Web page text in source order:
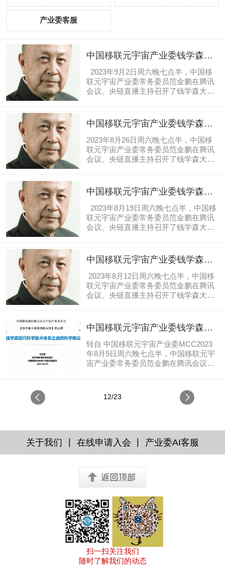
产业委客服
中国移联元宇宙产业委钱学森大
成智慧践行班第15期
2023年9月2日周六晚七点半，中国移
联元宇宙产业委常务委员范金鹏在腾讯
会议、央链直播主持召开了钱学森大成
中国移动通信联合会元宇宙产业工作委
员会在央链直播平台举行纪念“中国元宇
宙之父”钱学森诞辰111周年，中国元宇
宙之父、元宇宙1号公民钱学森对中国元
宇宙事业做出的伟大贡献，钱老的伟大
带领在线观众一起看读经典：观看钱学
森大成智慧学的传人北京大学马霭乃教
授讲授的《钱学森...
中国移联元宇宙产业委钱学森大
成智慧践行班第14期
2023年8月26日周六晚七点半，中国移
联元宇宙产业委常务委员范金鹏在腾讯
会议、央链直播主持召开了钱学森大成
应用》。 2022年12月10日，中国移动
通信联合会元宇宙产业工作委员会在央
链直播平台举行纪念“中国元宇宙之
父”钱学森诞辰111周年，中国元宇宙之
父、元宇宙1号公民钱学森对中国元宇宙
并指明了未来前进的路径。范金鹏带领
在线观众一起看读经典，看读经典：观
看钱学森大成智慧学的传人...
中国移联元宇宙产业委钱学森大
成智慧践行班第13期
2023年8月19日周六晚七点半，中国移
联元宇宙产业委常务委员范金鹏在腾讯
会议、央链直播主持召开了钱学森大成
论》。 2022年12月10日，中国移动通信
联合会元宇宙产业工作委员会在央链直
播平台举行纪念“中国元宇宙之父”钱学
森诞辰111周年，中国元宇宙之父、元
宇宙1号公民钱学森对中国元宇宙事业做
了未来前进的路径。 范金鹏带领在线观
众一起看读经典，看读经典：观看钱学
森大成智慧学的传人北京...
中国移联元宇宙产业委钱学森大
成智慧践行班第12期
2023年8月12日周六晚七点半，中国移
联元宇宙产业委常务委员范金鹏在腾讯
会议、央链直播主持召开了钱学森大成
2022年12月10日，中国移动通信联合会
元宇宙产业工作委员会在央链直播平台
举行纪念“中国元宇宙之父”钱学森诞辰
111周年，中国元宇宙之父、元宇宙1号
公民钱学森对中国元宇宙事业做出的伟
前进的路径。范金鹏带领在线观众一起
看读经典，看读钱学森大成智慧学的传
中国移联元宇宙产业委钱学森大
成智慧践行班第11期
转自 中国移联元宇宙产业委MCC2023
年8月5日周六晚七点半，中国移联元宇
宙产业委常务委员范金鹏在腾讯会议、
之自然科学概论》（读书会第68期）。
2022年12月10日，中国移动通信联合会
111周年，中国元宇宙之父、元宇宙1号
公民钱学森对中国元宇宙事业做出的伟
大贡献，钱老的伟大思想搭建了一个让
前进的路径。范金鹏带领在线观众一起
观看了钱学森大成智慧学...
12/23
关于我们 在线申请入会 产业委AI客服
扫一扫关注我们
随时了解我们的动态